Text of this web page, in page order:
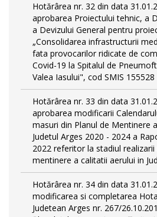
Hotărârea nr. 32 din data
aprobarea Proiectului tehnic, a
a Devizului General pentru
„Consolidarea infrastructurii
fata provocarilor ridicate de
Covid-19 la Spitalul de
Valea Iasului", cod SMIS 155528
Hotărârea nr. 33 din data
aprobarea modificarii
masuri din Planul de Mentinere
Judetul Arges 2020 - 2024 a
2022 referitor la stadiul
mentinere a calitatii aerului in
Hotărârea nr. 34 din data
modificarea si completarea
Judetean Arges nr. 267/